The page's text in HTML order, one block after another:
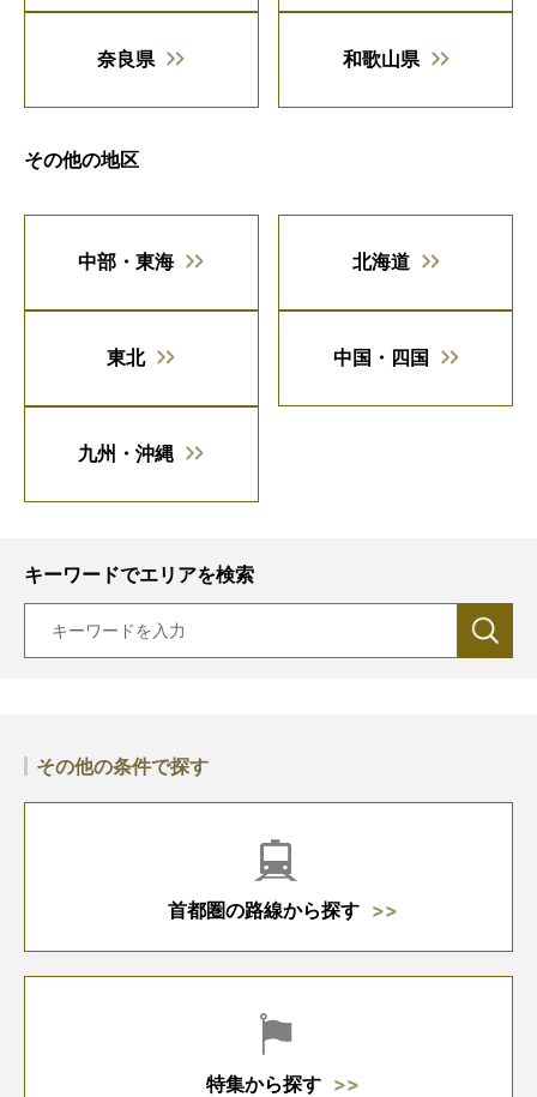
奈良県 和歌山県
その他の地区
中部・東海 北海道
東北 中国・四国
九州・沖縄
キーワードでエリアを検索
その他の条件で探す
首都圏の路線から探す
特集から探す